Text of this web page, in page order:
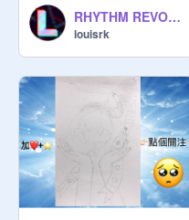
RHYTHM REVOLUTION
louisrk